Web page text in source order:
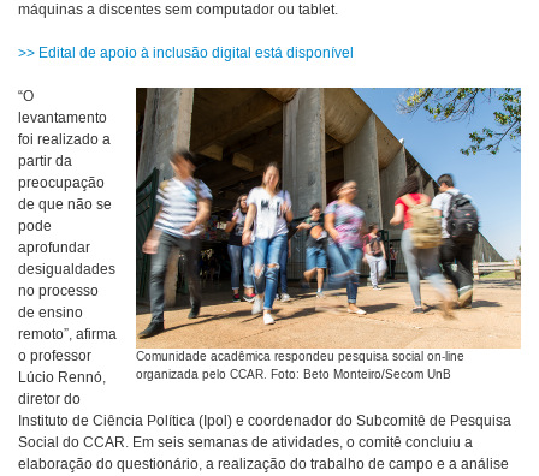
máquinas a discentes sem computador ou tablet.
>> Edital de apoio à inclusão digital está disponível
Comunidade acadêmica respondeu pesquisa social on-line
organizada pelo CCAR. Foto: Beto Monteiro/Secom UnB
“O
levantamento
foi realizado a
partir da
preocupação
de que não se
pode
aprofundar
desigualdades
no processo
de ensino
remoto”, afirma
o professor
Lúcio Rennó,
diretor do
Instituto de Ciência Política (Ipol) e coordenador do Subcomitê de Pesquisa
Social do CCAR. Em seis semanas de atividades, o comitê concluiu a
elaboração do questionário, a realização do trabalho de campo e a análise